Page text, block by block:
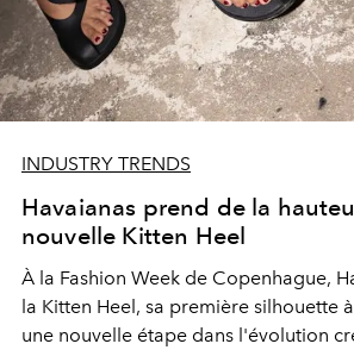
INDUSTRY TRENDS
Havaianas prend de la
nouvelle Kitten Heel
À la Fashion Week de Copenhague,
la Kitten Heel, sa première silhouette
une nouvelle étape dans l'évolution